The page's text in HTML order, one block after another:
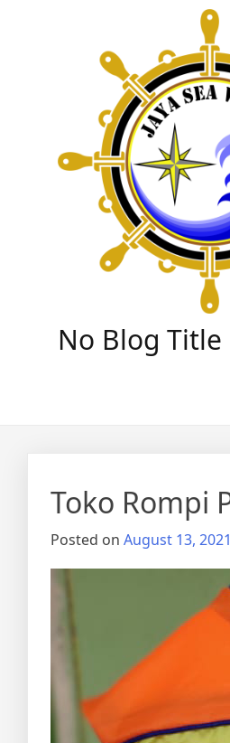
No Blog Title
Toko Rompi
Posted on August 13, 2021